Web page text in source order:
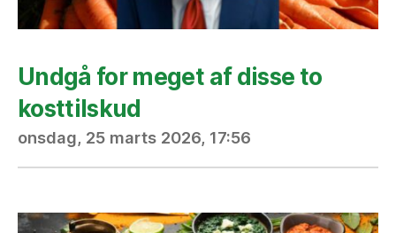
Undgå for meget af disse to
kosttilskud
onsdag, 25 marts 2026, 17:56